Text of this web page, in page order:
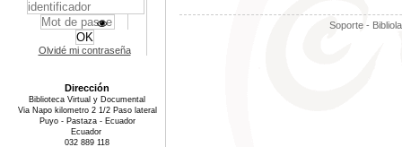
Soporte -
Olvidé mi contraseña
Dirección
Biblioteca Virtual y Documental
Via Napo kilometro 2 1/2 Paso lateral
Puyo - Pastaza - Ecuador
Ecuador
032 889 118